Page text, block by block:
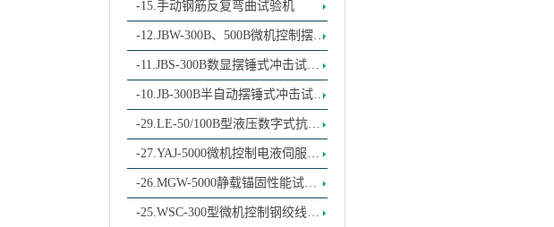
-15.手动钢筋反复弯曲试验机
-12.JBW-300B、500B微机控制摆锤
式冲击试验机
-11.JBS-300B数显摆锤式冲击试验
机
-10.JB-300B半自动摆锤式冲击试验
机
-29.LE-50/100B型液压数字式抗拉
抗弯曲拉力试验机
-27.YAJ-5000微机控制电液伺服橡
胶支座压剪试
-26.MGW-5000静载锚固性能试验
机
-25.WSC-300型微机控制钢绞线松